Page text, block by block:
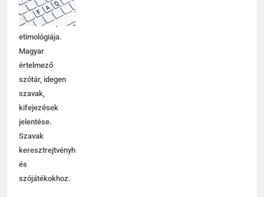
magyarázata,
használata,
etimológiája.
Magyar
értelmező
szótár, idegen
szavak,
kifejezések
jelentése.
Szavak
keresztrejtvényhez
és
szójátékokhoz.